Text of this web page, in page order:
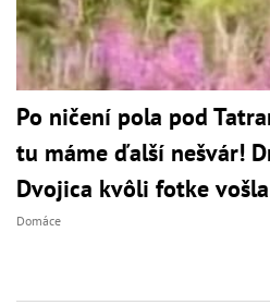
Po ničení pola pod
tu máme ďalší nešvár!
Dvojica kvôli fotke
Domáce